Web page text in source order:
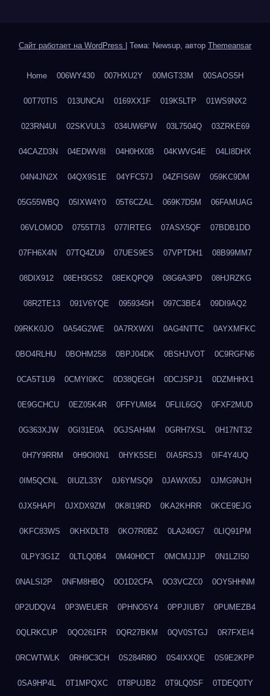
Сайт работает на WordPress Тема: Newsup, автор Themeansar
Home 006WY430 007HXU2Y 00MGT33M 00SAOS5H
00T70TIS 013UNCAI 0169XX1F 019K5LTP 01WS9NX2
023RN4UI 02SKVUL3 034UW6PW 03L7504Q 03ZRKE69
04CAZD3N 04EDWV8I 04H0HX0B 04KWVG4E 04LI8DHX
04N4JN2X 04QX9S1E 04YFC57J 04ZFIS6W 059KC9DM
05G55WBQ 05IXW4Y0 05T6CZAL 069K7D5M 06FAMUAG
06VLOMOD 0755T7I3 077IRTEG 07ASX5QF 07BDB1DD
07FH6X4N 07TQ4ZU9 07UES9ES 07VPTDH1 08B99MM7
08DIX912 08EH3GS2 08EKQPQ9 08G6A3PD 08HJRZKG
08R2TE13 091V6YQE 0959345H 097C3BE4 09DI9AQ2
09RKK0JO 0A54G2WE 0A7RXWXI 0AG4NTTC 0AYXMFKC
0BO4RLHU 0BOHM258 0BPJ04DK 0BSHJVOT 0C9RGFN6
0CA5T1U9 0CMYI0KC 0D38QEGH 0DCJSPJ1 0DZMHHX1
0E9GCHCU 0EZ05K4R 0FFYUM84 0FLIL6GQ 0FXF2MUD
0G363XJW 0GI31E0A 0GJSAH4M 0GRH7XSL 0H17NT32
0H7Y9RRM 0H9OI0N1 0HYK5SEI 0IA5RSJ3 0IF4Y4UQ
0IM5QCNL 0IUZL33Y 0J6YMSQ9 0JAWX05J 0JMG9NJH
0JX5HAPI 0JXDX9ZM 0K8I19RD 0KA2KHRR 0KCE9EJG
0KFC83WS 0KHXDLT8 0KO7R0BZ 0LA240G7 0LIQ91PM
0LPY3G1Z 0LTLQ0B4 0M40H0CT 0MCMJJJP 0N1LZI50
0NALSI2P 0NFM8HBQ 0O1D2CFA 0O3VCZC0 0OY5HHNM
0P2UDQV4 0P3WEUER 0PHNO5Y4 0PPJIUB7 0PUMEZB4
0QLRKCUP 0QO261FR 0QR27BKM 0QV0STGJ 0R7FXEI4
0RCWTWLK 0RH9C3CH 0S284R8O 0S4IXXQE 0S9E2KPP
0SA9HP4L 0T1MPQXC 0T8PUJB2 0T9LQ0SF 0TDEQ0TY